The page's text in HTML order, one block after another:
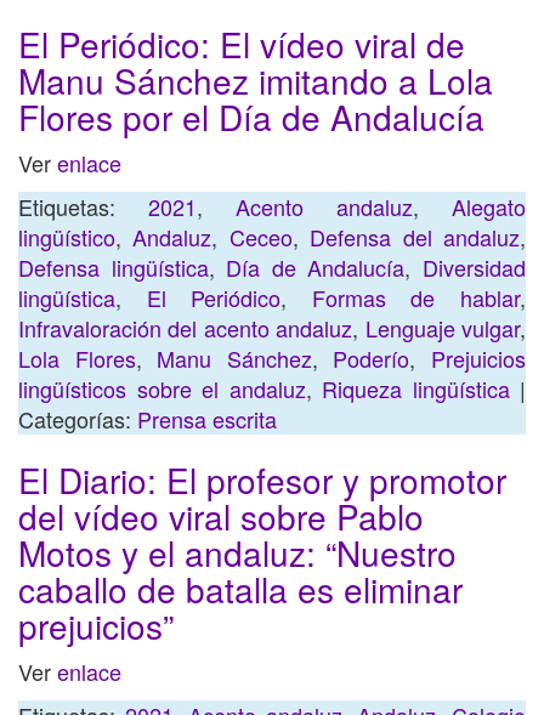
El Periódico: El vídeo viral de
Manu Sánchez imitando a Lola
Flores por el Día de Andalucía
Verenlace
Etiquetas: 2021, Acento andaluz, Alegato
lingüístico,Andaluz, Ceceo, Defensa del andaluz,
Defensa lingüística, Día de Andalucía, Diversidad
lingüística, El Periódico, Formas de hablar,
Infravaloración del acento andaluz, Lenguaje vulgar,
Lola Flores, Manu Sánchez, Poderío, Prejuicios
lingüísticos sobre el andaluz, Riqueza lingüística|
Categorías: Prensa escrita
El Diario: El profesor y promotor
del vídeo viral sobre Pablo
Motos y el andaluz: “Nuestro
caballo de batalla es eliminar
prejuicios”
Verenlace